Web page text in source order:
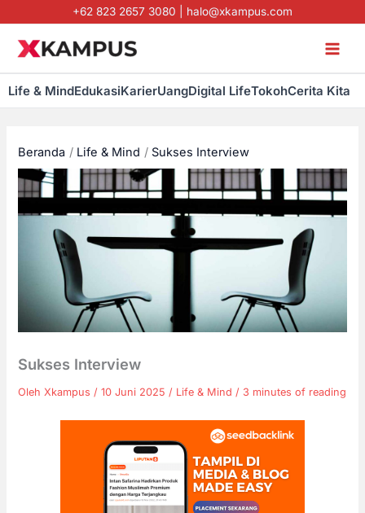
ke
konten
+62 823 2657 3080 halo@xkampus.com
Life & MindEdukasiKarierUangDigital LifeTokohCerita Kita
Beranda Life & Mind Sukses Interview
Sukses Interview
OlehXkampus/10 Juni 2025/ Life & Mind / 3 minutes of reading